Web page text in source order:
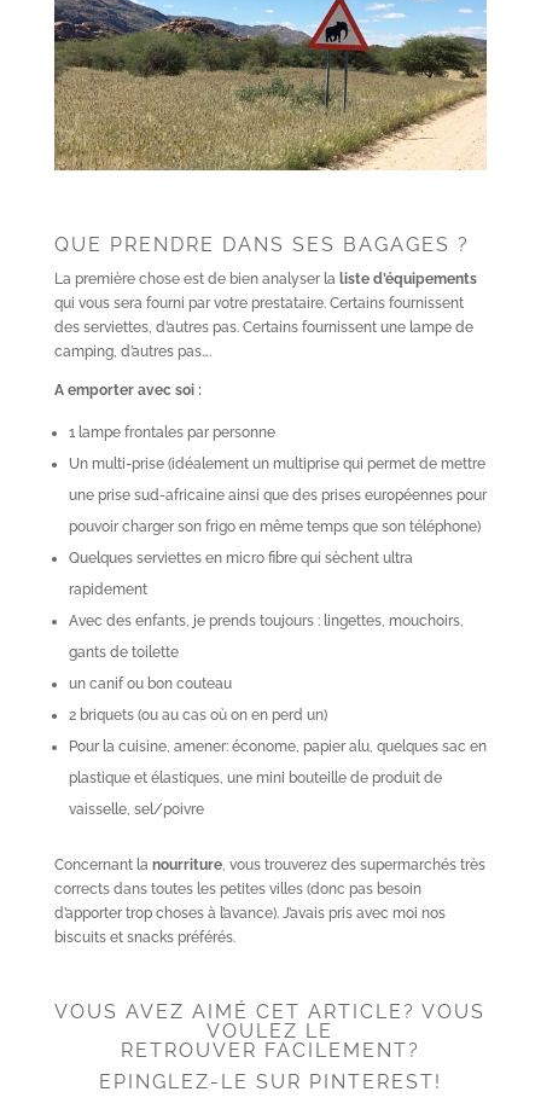
QUE PRENDRE DANS SES BAGAGES ?
La première chose est de bien analyser la liste d’équipements
qui vous sera fourni par votre prestataire. Certains fournissent
des serviettes, d’autres pas. Certains fournissent une lampe de
camping, d’autres pas….
A emporter avec soi :
1 lampe frontales par personne
Un multi-prise (idéalement un multiprise qui permet de mettre
une prise sud-africaine ainsi que des prises européennes pour
pouvoir charger son frigo en même temps que son téléphone)
Quelques serviettes en micro fibre qui sèchent ultra
rapidement
Avec des enfants, je prends toujours : lingettes, mouchoirs,
gants de toilette
un canif ou bon couteau
2 briquets (ou au cas où on en perd un)
Pour la cuisine, amener: économe, papier alu, quelques sac en
plastique et élastiques, une mini bouteille de produit de
vaisselle, sel/poivre
Concernant la nourriture, vous trouverez des supermarchés très
corrects dans toutes les petites villes (donc pas besoin
d’apporter trop choses à l’avance). J’avais pris avec moi nos
biscuits et snacks préférés.
VOUS AVEZ AIMÉ CET ARTICLE? VOUS
VOULEZ LE
RETROUVER FACILEMENT?
EPINGLEZ-LE SUR PINTEREST!